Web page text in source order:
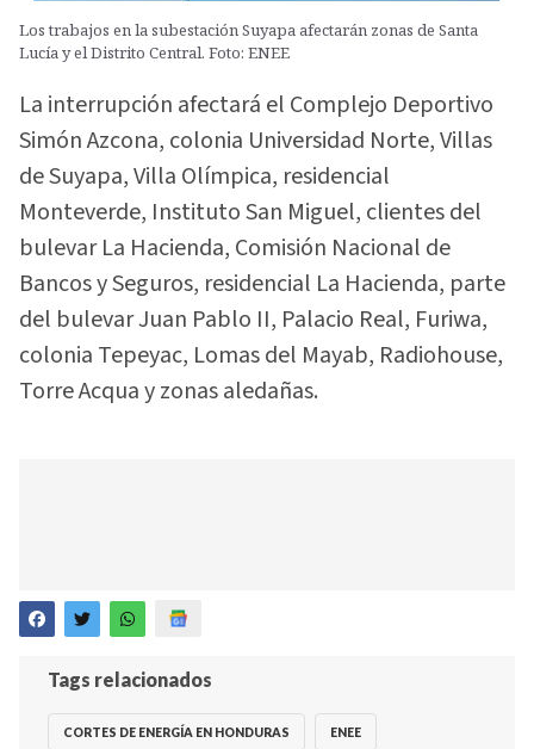
Los trabajos en la subestación Suyapa afectarán zonas de Santa
Lucía y el Distrito Central. Foto: ENEE
La interrupción afectará el Complejo Deportivo
Simón Azcona, colonia Universidad Norte, Villas
de Suyapa, Villa Olímpica, residencial
Monteverde, Instituto San Miguel, clientes del
bulevar La Hacienda, Comisión Nacional de
Bancos y Seguros, residencial La Hacienda, parte
del bulevar Juan Pablo II, Palacio Real, Furiwa,
colonia Tepeyac, Lomas del Mayab, Radiohouse,
Torre Acqua y zonas aledañas.
Tags relacionados
CORTES DE ENERGÍA EN HONDURAS ENEE